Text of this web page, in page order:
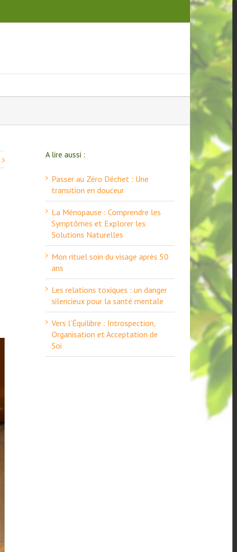
A lire aussi :
Passer au Zéro Déchet : Une
transition en douceur
La Ménopause : Comprendre les
Symptômes et Explorer les
Solutions Naturelles
Mon rituel soin du visage après 50
ans
Les relations toxiques : un danger
silencieux pour la santé mentale
Vers l’Équilibre : Introspection,
Organisation et Acceptation de
Soi